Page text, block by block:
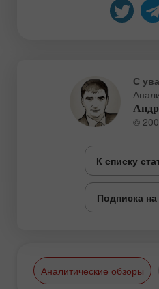
С
©
К списку
Подписка
Аналитические обзоры